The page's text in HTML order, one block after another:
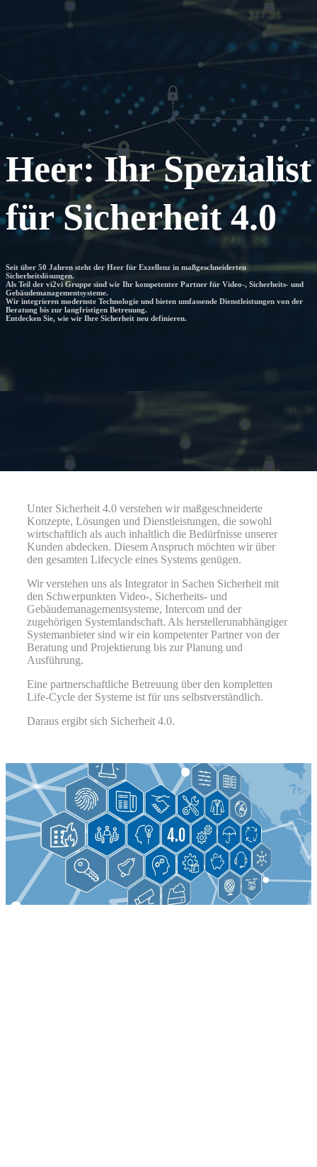
Heer: Ihr Spezialist
für Sicherheit 4.0
Seit über 50 Jahren steht der Heer für Exzellenz in maßgeschneiderten
Sicherheitslösungen.
Als Teil der vi2vi Gruppe sind wir Ihr kompetenter Partner für Video-, Sicherheits- und
Gebäudemanagementsysteme.
Wir integrieren modernste Technologie und bieten umfassende Dienstleistungen von der
Beratung bis zur langfristigen Betreuung.
Entdecken Sie, wie wir Ihre Sicherheit neu definieren.
Maßgeschneiderte Lösungen für Ihre Anforderungen
Unter Sicherheit 4.0 verstehen wir maßgeschneiderte
Konzepte, Lösungen und Dienstleistungen, die sowohl
wirtschaftlich als auch inhaltlich die Bedürfnisse unserer
Kunden abdecken. Diesem Anspruch möchten wir über
den gesamten Lifecycle eines Systems genügen.
Wir verstehen uns als Integrator in Sachen Sicherheit mit
den Schwerpunkten Video-, Sicherheits- und
Gebäudemanagementsysteme, Intercom und der
zugehörigen Systemlandschaft. Als herstellerunabhängiger
Systemanbieter sind wir ein kompetenter Partner von der
Beratung und Projektierung bis zur Planung und
Ausführung.
Eine partnerschaftliche Betreuung über den kompletten
Life-Cycle der Systeme ist für uns selbstverständlich.
Daraus ergibt sich Sicherheit 4.0.